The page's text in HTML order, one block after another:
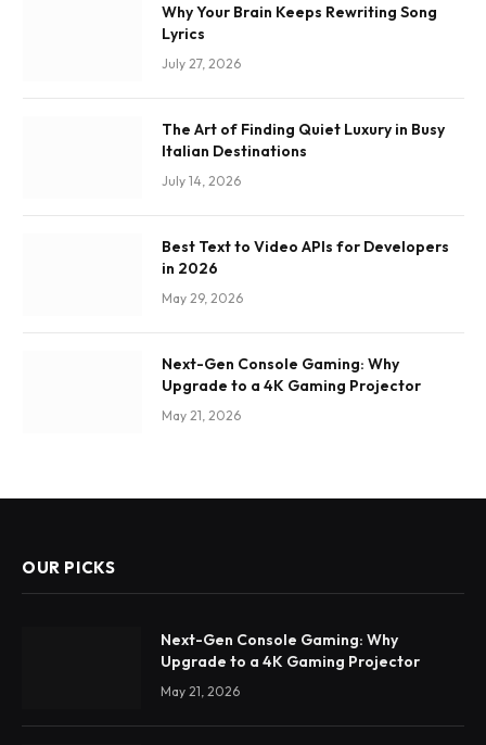
Why Your Brain Keeps Rewriting Song
Lyrics
July 27, 2026
The Art of Finding Quiet Luxury in Busy
Italian Destinations
July 14, 2026
Best Text to Video APIs for Developers
in 2026
May 29, 2026
Next-Gen Console Gaming: Why
Upgrade to a 4K Gaming Projector
May 21, 2026
OUR PICKS
Next-Gen Console Gaming: Why
Upgrade to a 4K Gaming Projector
May 21, 2026